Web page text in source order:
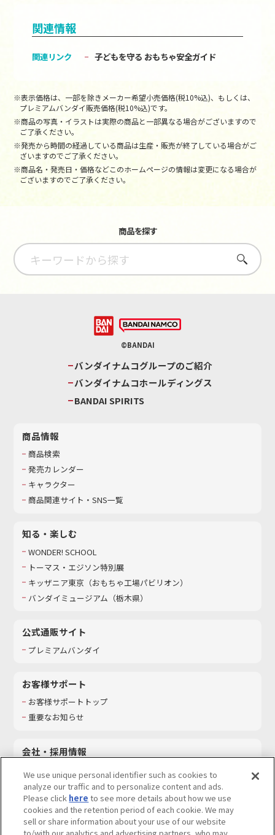
関連情報
関連リンク 子どもを守る おもちゃ安全ガイド
※表示価格は、一部を除きメーカー希望小売価格(税10%込)、もしくは、
プレミアムバンダイ販売価格(税10%込)です。
※商品の写真・イラストは実際の商品と一部異なる場合がございますので
ご了承ください。
※発売から時間の経過している商品は生産・販売が終了している場合がご
ざいますのでご了承ください。
※商品名・発売日・価格などこのホームページの情報は変更になる場合が
ございますのでご了承ください。
商品を探す
さがす
©BANDAI
バンダイナムコグループのご紹介
バンダイナムコホールディングス
BANDAI SPIRITS
商品情報
商品検索
発売カレンダー
キャラクター
商品関連サイト・SNS一覧
知る・楽しむ
WONDER! SCHOOL
トーマス・エジソン特別展
キッザニア東京（おもちゃ工場パビリオン）​
バンダイミュージアム（栃木県）
公式通販サイト
プレミアムバンダイ
お客様サポート
お客様サポートトップ
重要なお知らせ
会社・採用情報
採用情報
サステナビリティ
お問い合わせ
We use unique personal identifier such as cookies to
analyze our traffic and to personalize content and ads.
Please click here to see more details about how we use
cookies and the retention period of each cookie. We may
sell or share information about your use of our website